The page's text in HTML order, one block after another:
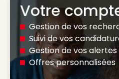
Votre
Gestion de vos
Suivi de vos
Gestion de vos alertes
Offres personnalisées